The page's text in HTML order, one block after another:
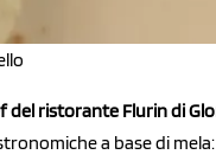
del ristorante Flurin di
a base di